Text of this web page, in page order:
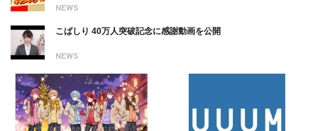
NEWS
NEWS
こばしり 40万人突破記念に感謝動画を公開